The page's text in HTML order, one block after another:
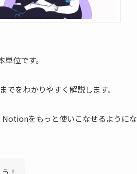
位です。
をわかりやすく解説します。
をもっと使いこなせるようにな